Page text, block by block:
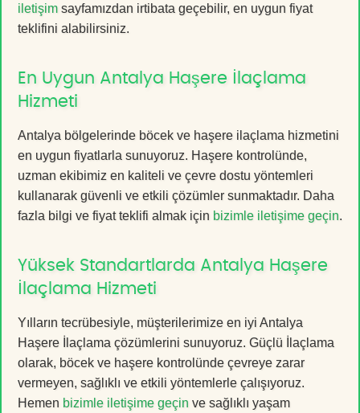
iletişim sayfamızdan irtibata geçebilir, en uygun fiyat
teklifini alabilirsiniz.
En Uygun Antalya Haşere İlaçlama
Hizmeti
Antalya bölgelerinde böcek ve haşere ilaçlama hizmetini
en uygun fiyatlarla sunuyoruz. Haşere kontrolünde,
uzman ekibimiz en kaliteli ve çevre dostu yöntemleri
kullanarak güvenli ve etkili çözümler sunmaktadır. Daha
fazla bilgi ve fiyat teklifi almak için bizimle iletişime geçin.
Yüksek Standartlarda Antalya Haşere
İlaçlama Hizmeti
Yılların tecrübesiyle, müşterilerimize en iyi Antalya
Haşere İlaçlama çözümlerini sunuyoruz. Güçlü İlaçlama
olarak, böcek ve haşere kontrolünde çevreye zarar
vermeyen, sağlıklı ve etkili yöntemlerle çalışıyoruz.
Hemen bizimle iletişime geçin ve sağlıklı yaşam